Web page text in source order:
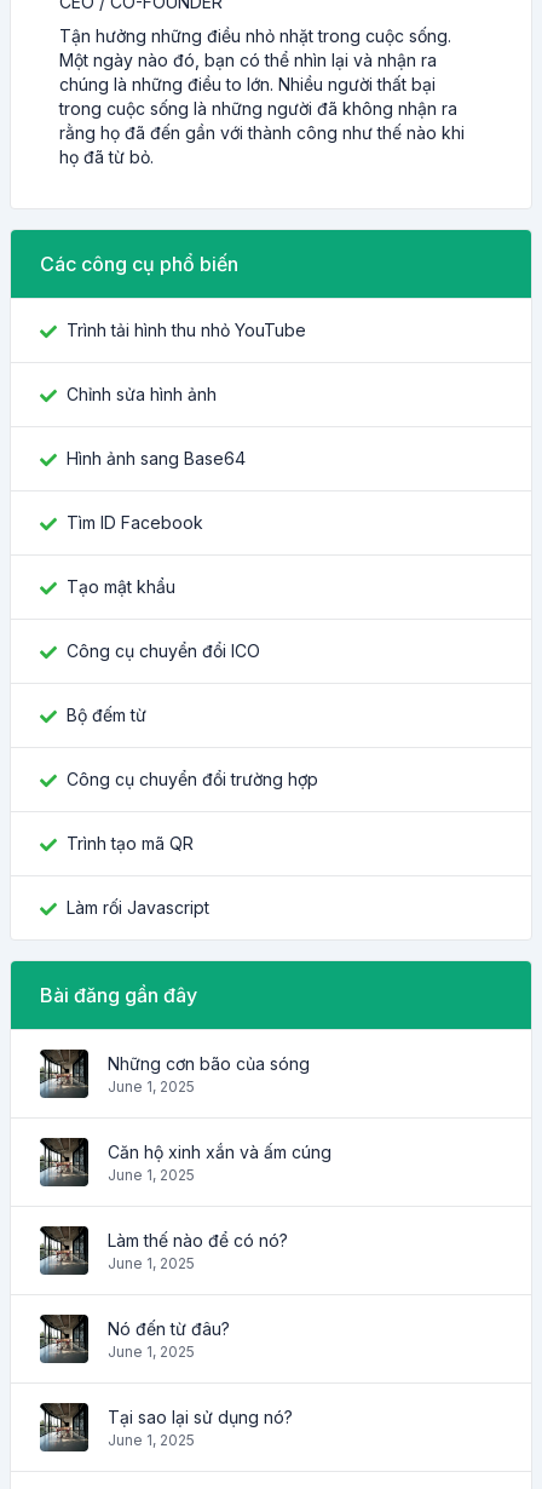
Tận hưởng những điều nhỏ nhặt trong cuộc sống.
Một ngày nào đó, bạn có thể nhìn lại và nhận ra
chúng là những điều to lớn. Nhiều người thất bại
trong cuộc sống là những người đã không nhận ra
rằng họ đã đến gần với thành công như thế nào khi
họ đã từ bỏ.
Các công cụ phổ biến
Trình tải hình thu nhỏ YouTube
Chỉnh sửa hình ảnh
Hình ảnh sang Base64
Tìm ID Facebook
Tạo mật khẩu
Công cụ chuyển đổi ICO
Bộ đếm từ
Công cụ chuyển đổi trường hợp
Trình tạo mã QR
Làm rối Javascript
Bài đăng gần đây
Những cơn bão của sóng
June 1, 2025
Căn hộ xinh xắn và ấm cúng
June 1, 2025
Làm thế nào để có nó?
June 1, 2025
Nó đến từ đâu?
June 1, 2025
Tại sao lại sử dụng nó?
June 1, 2025